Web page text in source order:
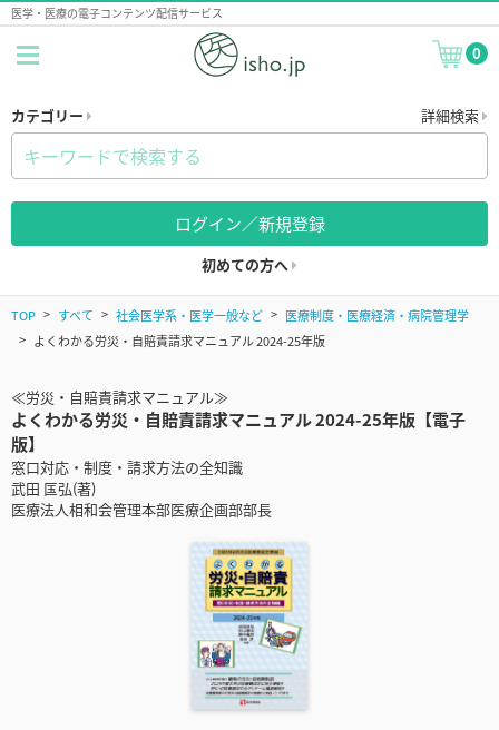
医学・医療の電子コンテンツ配信サービス
0
カテゴリー 詳細検索
ログイン／新規登録
初めての方へ
TOP すべて 社会医学系・医学一般など
医療制度・医療経済・病院管理学
よくわかる労災・自賠責請求マニュアル 2024-25年版
≪労災・自賠責請求マニュアル≫
よくわかる労災・自賠責請求マニュアル 2024-25年版【電子
版】
窓口対応・制度・請求方法の全知識
武田 匤弘(著)
医療法人相和会管理本部医療企画部部長